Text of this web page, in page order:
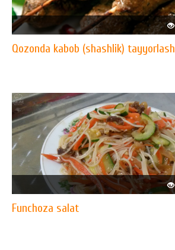
Qozonda kabob (shashlik) tayyorlash
Funchoza salat